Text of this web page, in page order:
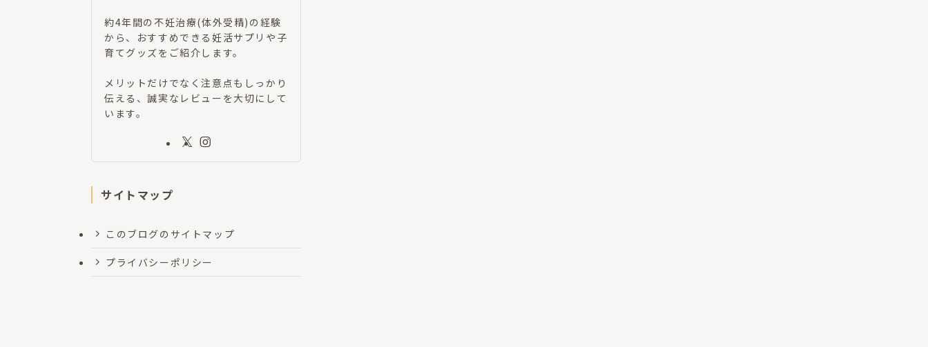
約4年間の不妊治療(体外受精)の経験
から、おすすめできる妊活サプリや子
育てグッズをご紹介します。
メリットだけでなく注意点もしっかり
伝える、誠実なレビューを大切にして
います。
サイトマップ
このブログのサイトマップ
プライバシーポリシー